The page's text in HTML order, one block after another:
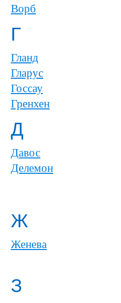
Ворб
Г
Гланд
Гларус
Госсау
Гренхен
Д
Давос
Делемон
Ж
Женева
З